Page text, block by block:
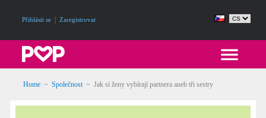
Přihlásit se Zaregistrovat
Home ~ Společnost~ Jak si ženy vybírají partnera aneb tři sestry